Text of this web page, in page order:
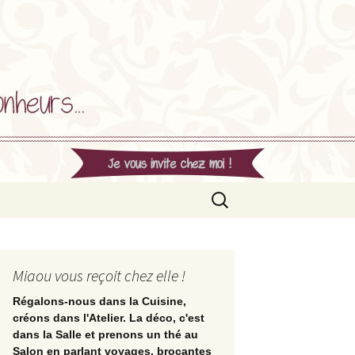
Rechercher :
Miaou vous reçoit chez elle !
Régalons-nous dans la Cuisine,
créons dans l'Atelier. La déco, c'est
dans la Salle et prenons un thé au
Salon en parlant voyages, brocantes